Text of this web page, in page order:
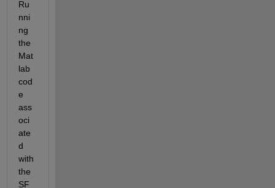
Ru
nni
ng
the
Mat
lab
cod
e
ass
oci
ate
d
with
the
SF